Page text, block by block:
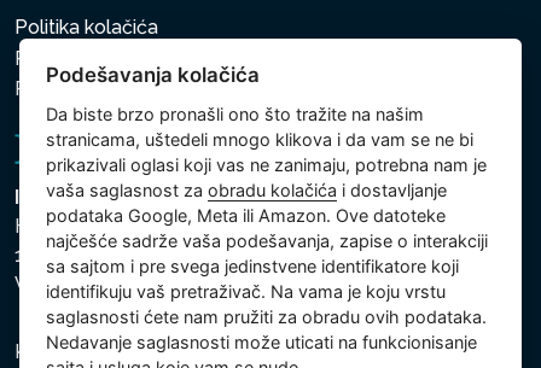
Politika kolačića
Politika zaštite ličnih i drugih obrađivanih podataka
Politika kolačića
Intex Trading, s.r.o.
Hradecká 2526/3
130 00 Praha 3
Vinohrady - Česká republika
Kompanija je registrovana u Opštinskom sudu u Pragu,
Podešavanja kolačića
Da biste brzo pronašli ono što tražite na našim
stranicama, uštedeli mnogo klikova i da vam se ne bi
prikazivali oglasi koji vas ne zanimaju, potrebna nam je
vaša saglasnost zaobradu kolačića i dostavljanje
podataka Google, Meta ili Amazon. Ove datoteke
najčešće sadrže vaša podešavanja, zapise o interakciji
sa sajtom i pre svega jedinstvene identifikatore koji
identifikuju vaš pretraživač. Na vama je koju vrstu
saglasnosti ćete nam pružiti za obradu ovih podataka.
Nedavanje saglasnosti može uticati na funkcionisanje